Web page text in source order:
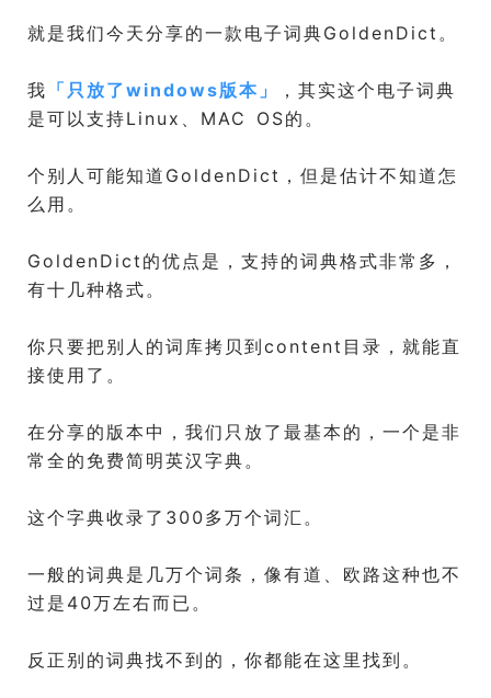
就是我们今天分享的一款电子词典GoldenDict。
我 「 只放了windows版本 」
，其实这个电子词典
是可以支持Linux、MAC OS的。
个别人可能知道GoldenDict，但是估计不知道怎
么用。
GoldenDict的优点是，支持的词典格式非常多，
有十几种格式。
你只要把别人的词库拷贝到content目录，就能直
接使用了。
在分享的版本中，我们只放了最基本的，一个是非
常全的免费简明英汉字典。
这个字典收录了300多万个词汇。
一般的词典是几万个词条，像有道、欧路这种也不
过是40万左右而已。
反正别的词典找不到的，你都能在这里找到。